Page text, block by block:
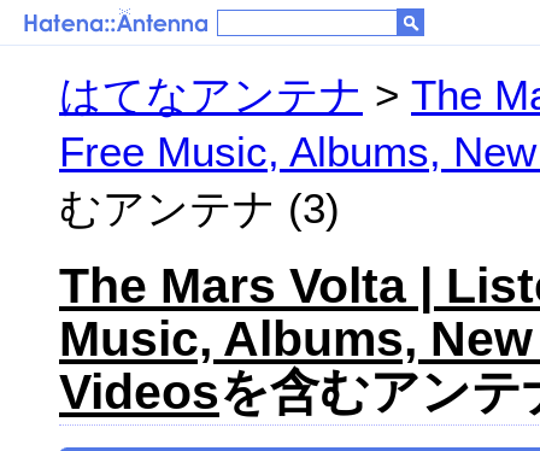
はてなアンテナ > The
Free Music, Albums,
むアンテナ (3)
The Mars Volta |
Music, Albums,
Videosを含むアン